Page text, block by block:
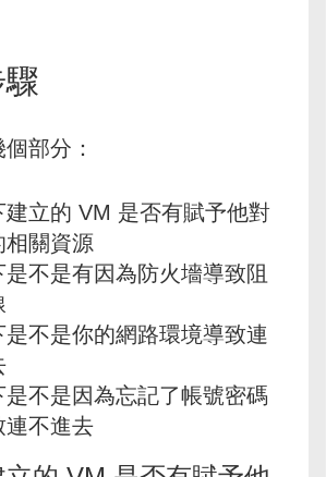
部分：
建立的 VM 是否有賦予他對
相關資源
不是有因為防火墻導致阻
是不是你的網路環境導致連
是不是因為忘記了帳號密碼
連不進去